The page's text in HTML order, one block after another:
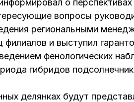
о
вопросы
региональными
филиалов и выступил
фенологических
гибридов
делянках будут